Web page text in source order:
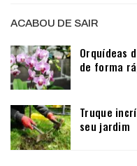
ACABOU DE SAIR
Orquídeas
de forma
Truque
seu jardim